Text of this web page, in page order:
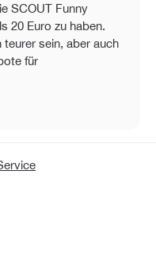
SCOUT Funny
20 Euro zu haben.
sein, aber auch
für